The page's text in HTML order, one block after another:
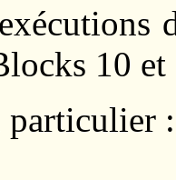
10 et
particulier :